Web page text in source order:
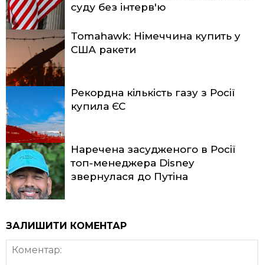
суду без інтерв'ю
Tomahawk: Німеччина купить у
США ракети
Рекордна кількість газу з Росії
купила ЄС
Наречена засудженого в Росії
топ-менеджера Disney
звернулася до Путіна
ЗАЛИШИТИ КОМЕНТАР